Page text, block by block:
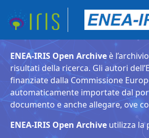
ENEA-IRIS Open Archive è
risultati della ricerca. Gli autori
finanziate dalla Commissione
automaticamente importate dal
documento e anche allegare, ove
ENEA-IRIS Open Archive utilizza la